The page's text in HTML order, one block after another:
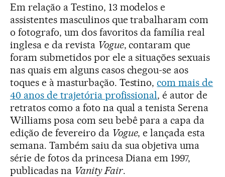
Em relação a Testino, 13 modelos e
assistentes masculinos que trabalharam com
o fotografo, um dos favoritos da família real
inglesa e da revista Vogue, contaram que
foram submetidos por ele a situações sexuais
nas quais em alguns casos chegou-se aos
toques e à masturbação. Testino,com mais de
40 anos de trajetória profissional, é autor de
retratos como a foto na qual a tenista Serena
Williams posa com seu bebê para a capa da
edição de fevereiro da Vogue, e lançada esta
semana. Também saiu da sua objetiva uma
série de fotos da princesa Diana em 1997,
publicadas na Vanity Fair.